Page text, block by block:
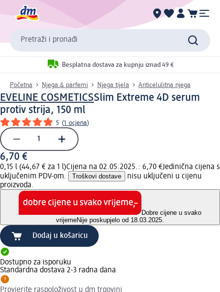
Pretraži i pronađi
Besplatna dostava za kupnju iznad 49 €
Početna Njega & parfemi Njega tijela Anticelulitna njega
EVELINE COSMETICSSlim Extreme 4D serum
protiv strija, 150 ml
5 (1 ocjena)
6,70 €
0,15 l (44,67 € za 1 l)Cijena na 02.05.2025.: 6,70 €Jedinična cijena s
uključenim PDV-om.
Troškovi dostave
nisu uključeni u cijenu
proizvoda.
Dobre cijene u svako
vrijemeNije poskupjelo od 18.03.2025.
Dodaj u košaricu
Dostupno za isporuku
Standardna dostava 2-3 radna dana
Provjerite raspoloživost u dm trgovini